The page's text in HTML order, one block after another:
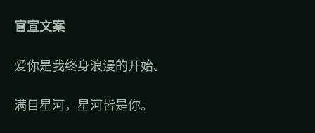
官宣文案
爱你是我终身浪漫的开始。
满目星河，星河皆是你。